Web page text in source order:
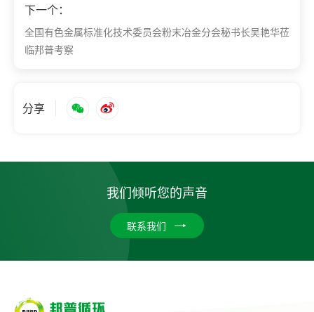
下一个：
全国有色金属标准化技术委员会粉末冶金分会秘书长吴艳华莅
临邦普考察
分享
我们倾听您的声音
联系我们